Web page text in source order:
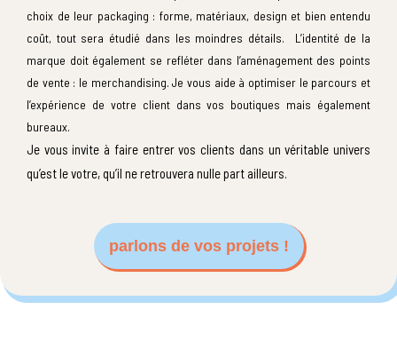
choix de leur packaging : forme, matériaux, design et bien entendu
coût, tout sera étudié dans les moindres détails. L’identité de la
marque doit également se refléter dans l’aménagement des points
de vente : le merchandising. Je vous aide à optimiser le parcours et
l’expérience de votre client dans vos boutiques mais également
bureaux.
Je vous invite à faire entrer vos clients dans un véritable univers
qu’est le votre, qu’il ne retrouvera nulle part ailleurs.
parlons de vos projets !